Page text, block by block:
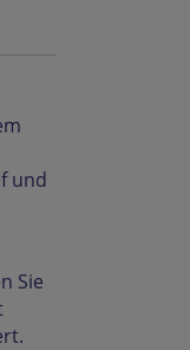
und
Sie